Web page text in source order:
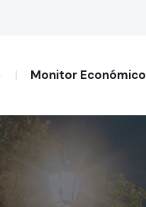
Monitor Económico